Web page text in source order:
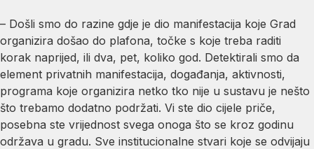
– Došli smo do razine gdje je dio manifestacija koje Grad
organizira došao do plafona, točke s koje treba raditi
korak naprijed, ili dva, pet, koliko god. Detektirali smo da
element privatnih manifestacija, događanja, aktivnosti,
programa koje organizira netko tko nije u sustavu je nešto
što trebamo dodatno podržati. Vi ste dio cijele priče,
posebna ste vrijednost svega onoga što se kroz godinu
održava u gradu. Sve institucionalne stvari koje se odvijaju